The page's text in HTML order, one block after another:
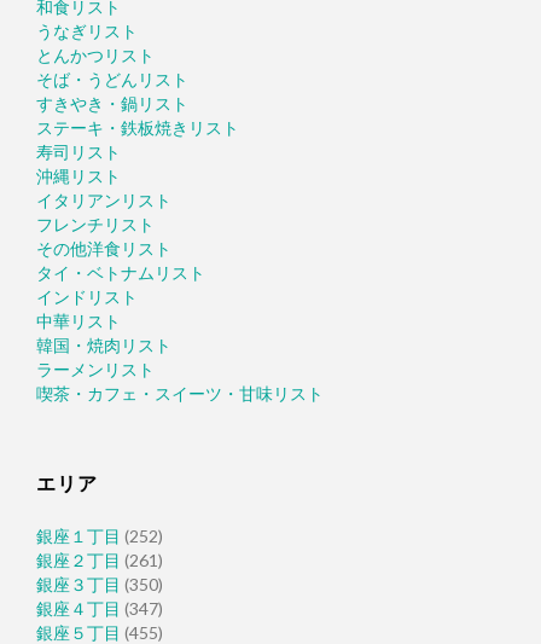
和食リスト
うなぎリスト
とんかつリスト
そば・うどんリスト
すきやき・鍋リスト
ステーキ・鉄板焼きリスト
寿司リスト
沖縄リスト
イタリアンリスト
フレンチリスト
その他洋食リスト
タイ・ベトナムリスト
インドリスト
中華リスト
韓国・焼肉リスト
ラーメンリスト
喫茶・カフェ・スイーツ・甘味リスト
エリア
銀座１丁目 (252)
銀座２丁目 (261)
銀座３丁目 (350)
銀座４丁目 (347)
銀座５丁目 (455)